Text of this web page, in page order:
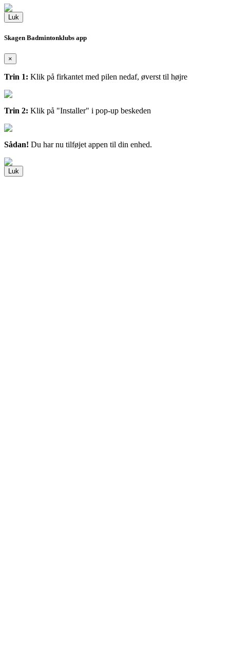
Luk
Skagen Badmintonklubs app
×
Trin 1: Klik på firkantet med pilen nedaf, øverst til højre
Trin 2: Klik på "Installer" i pop-up beskeden
Sådan! Du har nu tilføjet appen til din enhed.
Luk